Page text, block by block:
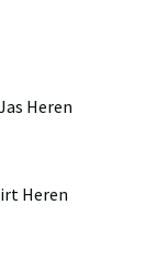
Heren
Heren